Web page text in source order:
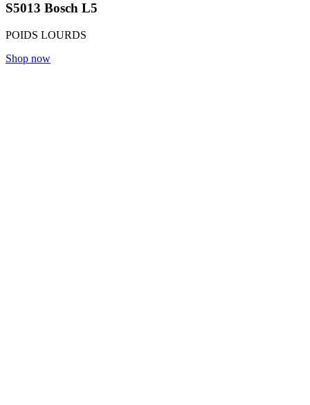
S5013 Bosch L5
POIDS LOURDS
Shop now